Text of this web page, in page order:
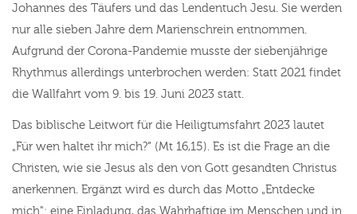
Johannes des Täufers und das Lendentuch Jesu. Sie werden
nur alle sieben Jahre dem Marienschrein entnommen.
Aufgrund der Corona-Pandemie musste der siebenjährige
Rhythmus allerdings unterbrochen werden: Statt 2021 findet
die Wallfahrt vom 9. bis 19. Juni 2023 statt.
Das biblische Leitwort für die Heiligtumsfahrt 2023 lautet
„Für wen haltet ihr mich?“ (Mt 16,15). Es ist die Frage an die
Christen, wie sie Jesus als den von Gott gesandten Christus
anerkennen. Ergänzt wird es durch das Motto „Entdecke
mich": eine Einladung, das Wahrhaftige im Menschen und in